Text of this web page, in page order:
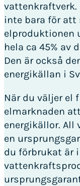
vattenkraftverk.
inte bara för
elproduktionen
hela ca 45% av
Den är också
energikällan i
När du väljer el
elmarknaden
energikällor. All
en
du förbrukat är